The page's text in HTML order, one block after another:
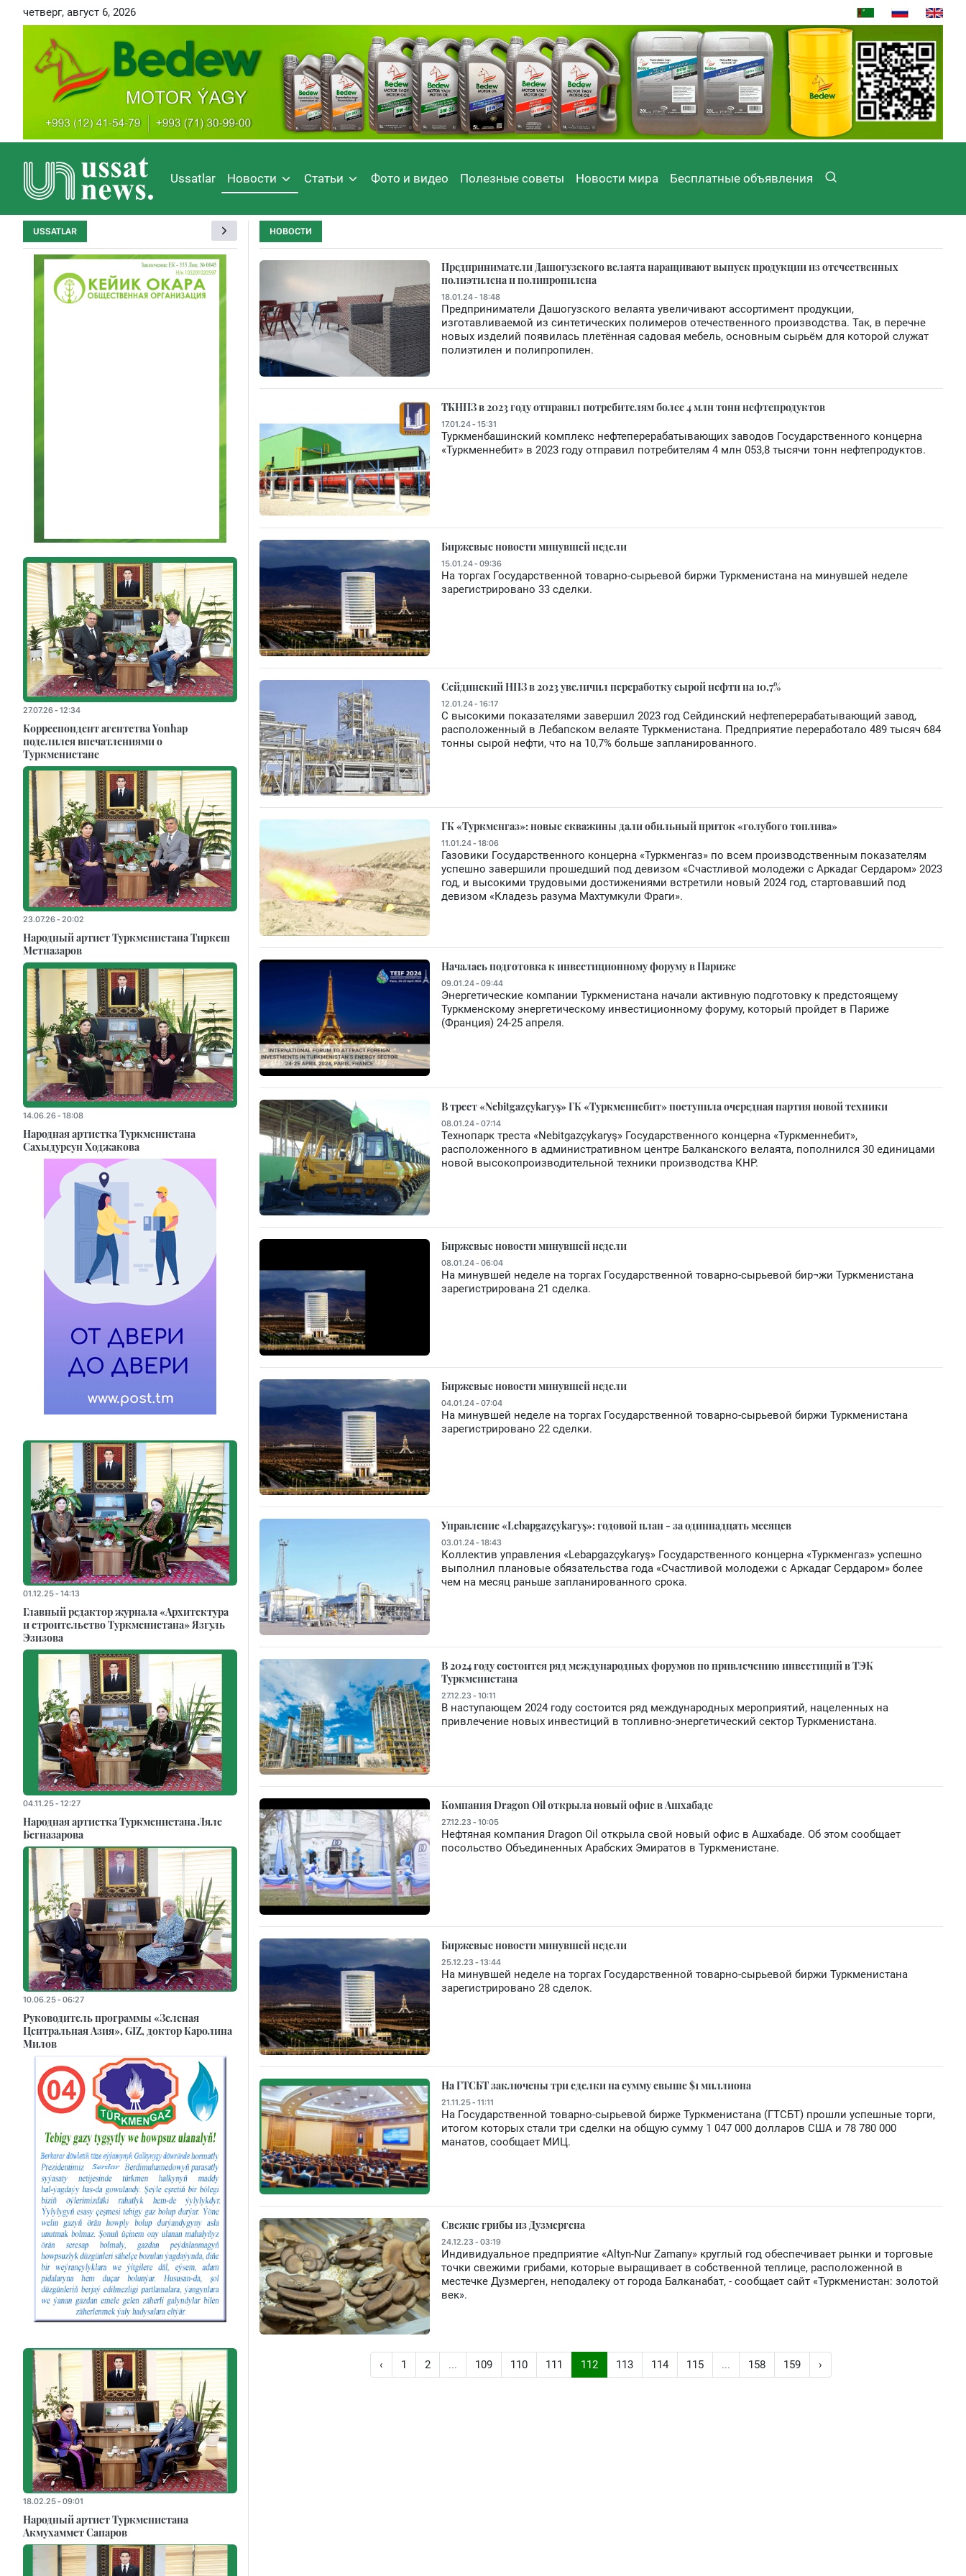
четверг, август 6, 2026
Ussatlar Новости Статьи Фото и видео Полезные советы Новости мира Бесплатные объявления
НОВОСТИ
Предприниматели Дашогузского велаята наращивают выпуск продукции из отечественных
полиэтилена и полипропилена
18.01.24 - 18:48
Предприниматели Дашогузского велаята увеличивают ассортимент продукции,
изготавливаемой из синтетических полимеров отечественного производства. Так, в перечне
новых изделий появилась плетённая садовая мебель, основным сырьём для которой служат
полиэтилен и полипропилен.
ТКНПЗ в 2023 году отправил потребителям более 4 млн тонн нефтепродуктов
17.01.24 - 15:31
Туркменбашинский комплекс нефтеперерабатывающих заводов Государственного концерна
«Туркменнебит» в 2023 году отправил потребителям 4 млн 053,8 тысячи тонн нефтепродуктов.
Биржевые новости минувшей недели
15.01.24 - 09:36
На торгах Государственной товарно-сырьевой биржи Туркменистана на минувшей неделе
зарегистрировано 33 сделки.
Сейдинский НПЗ в 2023 увеличил переработку сырой нефти на 10,7%
12.01.24 - 16:17
С высокими показателями завершил 2023 год Сейдинский нефтеперерабатывающий завод,
расположенный в Лебапском велаяте Туркменистана. Предприятие переработало 489 тысяч 684
тонны сырой нефти, что на 10,7% больше запланированного.
ГК «Туркменгаз»: новые скважины дали обильный приток «голубого топлива»
11.01.24 - 18:06
Газовики Государственного концерна «Туркменгаз» по всем производственным показателям
успешно завершили прошедший под девизом «Счастливой молодежи с Аркадаг Сердаром» 2023
год, и высокими трудовыми достижениями встретили новый 2024 год, стартовавший под
девизом «Кладезь разума Махтумкули Фраги».
Началась подготовка к инвестиционному форуму в Париже
09.01.24 - 09:44
Энергетические компании Туркменистана начали активную подготовку к предстоящему
Туркменскому энергетическому инвестиционному форуму, который пройдет в Париже
(Франция) 24-25 апреля.
В трест «Nebitgazçykaryş» ГК «Туркменнебит» поступила очередная партия новой техники
08.01.24 - 07:14
Технопарк треста «Nebitgazçykaryş» Государственного концерна «Туркменнебит»,
расположенного в административном центре Балканского велаята, пополнился 30 единицами
новой высокопроизводительной техники производства КНР.
Биржевые новости минувшей недели
08.01.24 - 06:04
На минувшей неделе на торгах Государственной товарно-сырьевой бир¬жи Туркменистана
зарегистрирована 21 сделка.
Биржевые новости минувшей недели
04.01.24 - 07:04
На минувшей неделе на торгах Государственной товарно-сырьевой биржи Туркменистана
зарегистрировано 22 сделки.
Управление «Lebapgazçykaryş»: годовой план - за одиннадцать месяцев
03.01.24 - 18:43
Коллектив управления «Lebapgazçykaryş» Государственного концерна «Туркменгаз» успешно
выполнил плановые обязательства года «Счастливой молодежи с Аркадаг Сердаром» более
чем на месяц раньше запланированного срока.
В 2024 году состоится ряд международных форумов по привлечению инвестиций в ТЭК
Туркменистана
27.12.23 - 10:11
В наступающем 2024 году состоится ряд международных мероприятий, нацеленных на
привлечение новых инвестиций в топливно-энергетический сектор Туркменистана.
Компания Dragon Oil открыла новый офис в Ашхабаде
27.12.23 - 10:05
Нефтяная компания Dragon Oil открыла свой новый офис в Ашхабаде. Об этом сообщает
посольство Объединенных Арабских Эмиратов в Туркменистане.
Биржевые новости минувшей недели
25.12.23 - 13:44
На минувшей неделе на торгах Государственной товарно-сырьевой биржи Туркменистана
зарегистрировано 28 сделок.
На ГТСБТ заключены три сделки на сумму свыше $1 миллиона
21.11.25 - 11:11
На Государственной товарно-сырьевой бирже Туркменистана (ГТСБТ) прошли успешные торги,
итогом которых стали три сделки на общую сумму 1 047 000 долларов США и 78 780 000
манатов, сообщает МИЦ.
Свежие грибы из Дузмергена
24.12.23 - 03:19
Индивидуальное предприятие «Altyn-Nur Zamany» круглый год обеспечивает рынки и торговые
точки свежими грибами, которые выращивает в собственной теплице, расположенной в
местечке Дузмерген, неподалеку от города Балканабат, - сообщает сайт «Туркменистан: золотой
век».
‹ 1 2 ... 109 110 111 112 113 114 115 ... 158 159 ›
USSATLAR
27.07.26 - 12:34
Корреспондент агентства Yonhap
поделился впечатлениями о
Туркменистане
23.07.26 - 20:02
Народный артист Туркменистана Тиркеш
Мeтназаров
14.06.26 - 18:08
Народная артистка Туркменистана
Сахыдурсун Ходжакова
01.12.25 - 14:13
Главный редактор журнала «Архитектура
и строительство Туркменистана» Язгуль
Эзизова
04.11.25 - 12:27
Народная артистка Туркменистана Ляле
Бегназарова
10.06.25 - 06:27
Руководитель программы «Зеленая
Центральная Азия», GIZ, доктор Каролина
Милов
18.02.25 - 09:01
Народный артист Туркменистана
Акмухаммет Сапаров